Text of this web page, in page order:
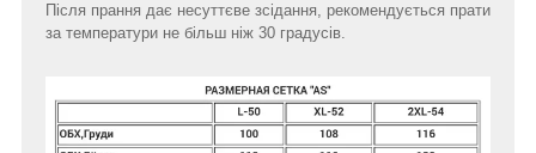
Після прання дає несуттєве зсідання, рекомендується прати
за температури не більш ніж 30 градусів.